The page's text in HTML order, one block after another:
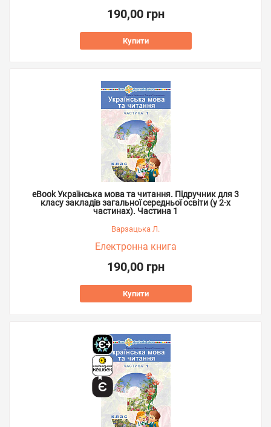
190,00 грн
Купити
eBook Українська мова та читання. Підручник для 3
класу закладів загальної середньої освіти (у 2-х
частинах). Частина 1
Варзацька Л.
Електронна книга
190,00 грн
Купити